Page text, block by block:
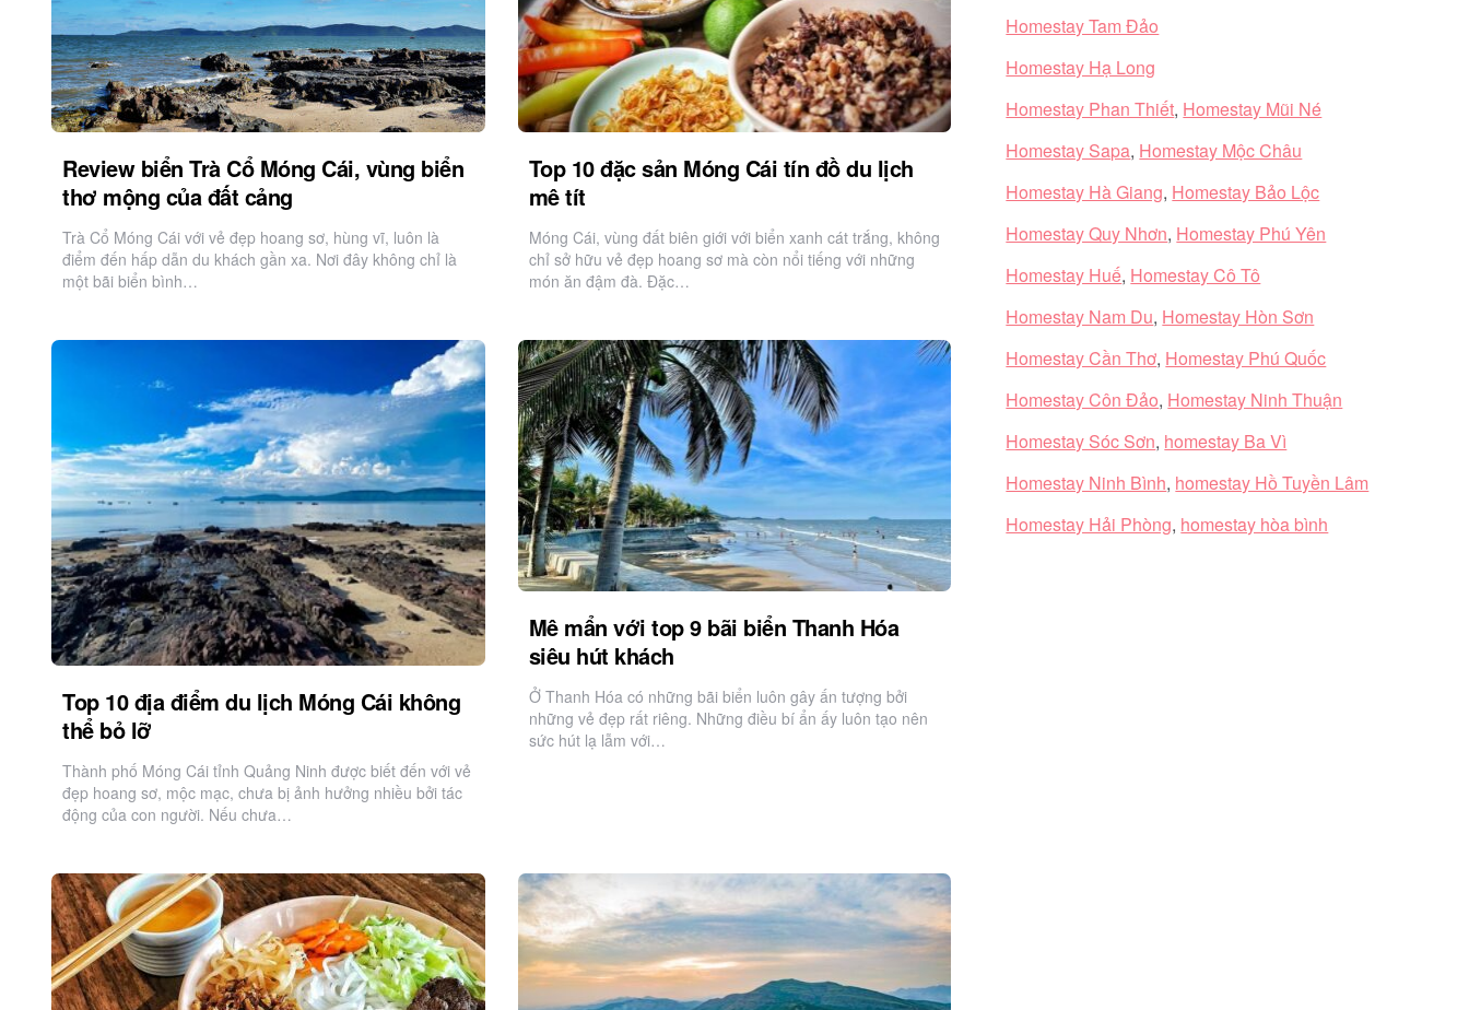
Review biển Trà Cổ Móng Cái, vùng biển
thơ mộng của đất cảng
Trà Cổ Móng Cái với vẻ đẹp hoang sơ, hùng vĩ, luôn là
điểm đến hấp dẫn du khách gần xa. Nơi đây không chỉ là
một bãi biển bình…
Top 10 đặc sản Móng Cái tín đồ du lịch
mê tít
Móng Cái, vùng đất biên giới với biển xanh cát trắng, không
chỉ sở hữu vẻ đẹp hoang sơ mà còn nổi tiếng với những
món ăn đậm đà. Đặc…
Top 10 địa điểm du lịch Móng Cái không
thể bỏ lỡ
Thành phố Móng Cái tỉnh Quảng Ninh được biết đến với vẻ
đẹp hoang sơ, mộc mạc, chưa bị ảnh hưởng nhiều bởi tác
động của con người. Nếu chưa…
Mê mẩn với top 9 bãi biển Thanh Hóa
siêu hút khách
Ở Thanh Hóa có những bãi biển luôn gây ấn tượng bởi
những vẻ đẹp rất riêng. Những điều bí ẩn ấy luôn tạo nên
sức hút lạ lẫm với…
Homestay Tam Đảo
Homestay Hạ Long
Homestay Phan Thiết, Homestay Mũi Né
Homestay Sapa, Homestay Mộc Châu
Homestay Hà Giang, Homestay Bảo Lộc
Homestay Quy Nhơn, Homestay Phú Yên
Homestay Huế, Homestay Cô Tô
Homestay Nam Du, Homestay Hòn Sơn
Homestay Cần Thơ, Homestay Phú Quốc
Homestay Côn Đảo, Homestay Ninh Thuận
Homestay Sóc Sơn, homestay Ba Vì
Homestay Ninh Bình, homestay Hồ Tuyền Lâm
Homestay Hải Phòng, homestay hòa bình